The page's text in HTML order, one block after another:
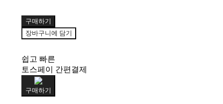
구매하기
장바구니에 담기
쉽고 빠른
토스페이 간편결제
구매하기